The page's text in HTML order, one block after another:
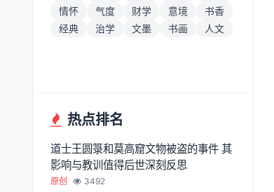
情怀
气度 财学 意境
书香
经典
治学 文墨 书画 人文
热点排名
道士王圆箓和莫高窟文物被盗的事件 其
影响与教训值得后世深刻反思
原创 3492